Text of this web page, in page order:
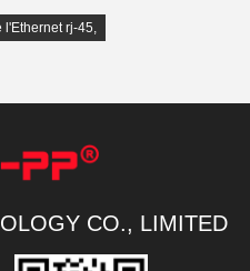
l'Ethernet rj-45,
CO., LIMITED